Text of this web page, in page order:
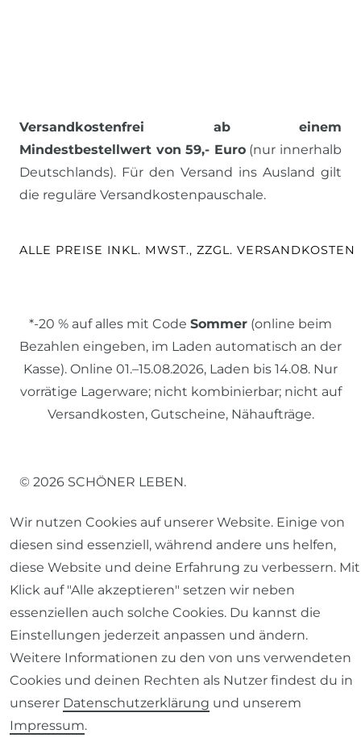
Versandkostenfrei ab einem
Mindestbestellwert von 59,- Euro(nur innerhalb
Deutschlands). Für den Versand ins Ausland gilt
die reguläre Versandkostenpauschale.
ALLE PREISE INKL. MWST., ZZGL. VERSANDKOSTEN
*-20 % auf alles mit Code Sommer (online beim
Bezahlen eingeben, im Laden automatisch an der
Kasse). Online 01.–15.08.2026, Laden bis 14.08. Nur
vorrätige Lagerware; nicht kombinierbar; nicht auf
Versandkosten, Gutscheine, Nähaufträge.
© 2026 SCHÖNER LEBEN.
Impressum Daten­schutz­erklärung
Barrierefreiheitserklärung Widerrufs­recht
Wir nutzen Cookies auf unserer Website. Einige von
diesen sind essenziell, während andere uns helfen,
diese Website und deine Erfahrung zu verbessern. Mit
Klick auf "Alle akzeptieren" setzen wir neben
essenziellen auch solche Cookies. Du kannst die
Einstellungen jederzeit anpassen und ändern.
Weitere Informationen zu den von uns verwendeten
Cookies und deinen Rechten als Nutzer findest du in
unserer Daten­schutz­erklärung und unserem
Impressum.